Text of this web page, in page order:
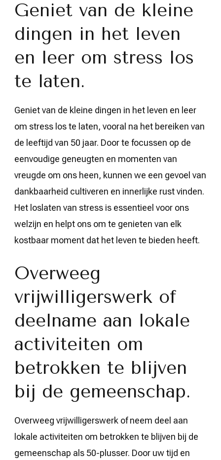
Geniet van de kleine
dingen in het leven
en leer om stress los
te laten.
Geniet van de kleine dingen in het leven en leer
om stress los te laten, vooral na het bereiken van
de leeftijd van 50 jaar. Door te focussen op de
eenvoudige geneugten en momenten van
vreugde om ons heen, kunnen we een gevoel van
dankbaarheid cultiveren en innerlijke rust vinden.
Het loslaten van stress is essentieel voor ons
welzijn en helpt ons om te genieten van elk
kostbaar moment dat het leven te bieden heeft.
Overweeg
vrijwilligerswerk of
deelname aan lokale
activiteiten om
betrokken te blijven
bij de gemeenschap.
Overweeg vrijwilligerswerk of neem deel aan
lokale activiteiten om betrokken te blijven bij de
gemeenschap als 50-plusser. Door uw tijd en